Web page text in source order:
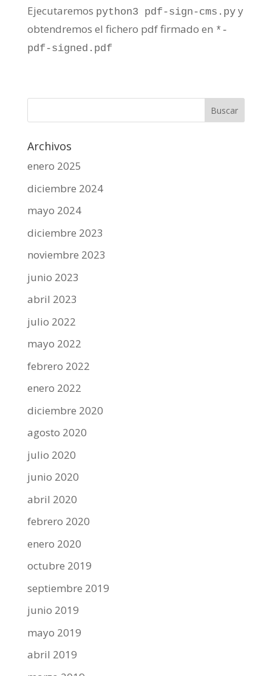
Ejecutaremos python3 pdf-sign-cms.pyy
obtendremos el fichero pdf firmado en *-
pdf-signed.pdf
Archivos
enero 2025
diciembre 2024
mayo 2024
diciembre 2023
noviembre 2023
junio 2023
abril 2023
julio 2022
mayo 2022
febrero 2022
enero 2022
diciembre 2020
agosto 2020
julio 2020
junio 2020
abril 2020
febrero 2020
enero 2020
octubre 2019
septiembre 2019
junio 2019
mayo 2019
abril 2019